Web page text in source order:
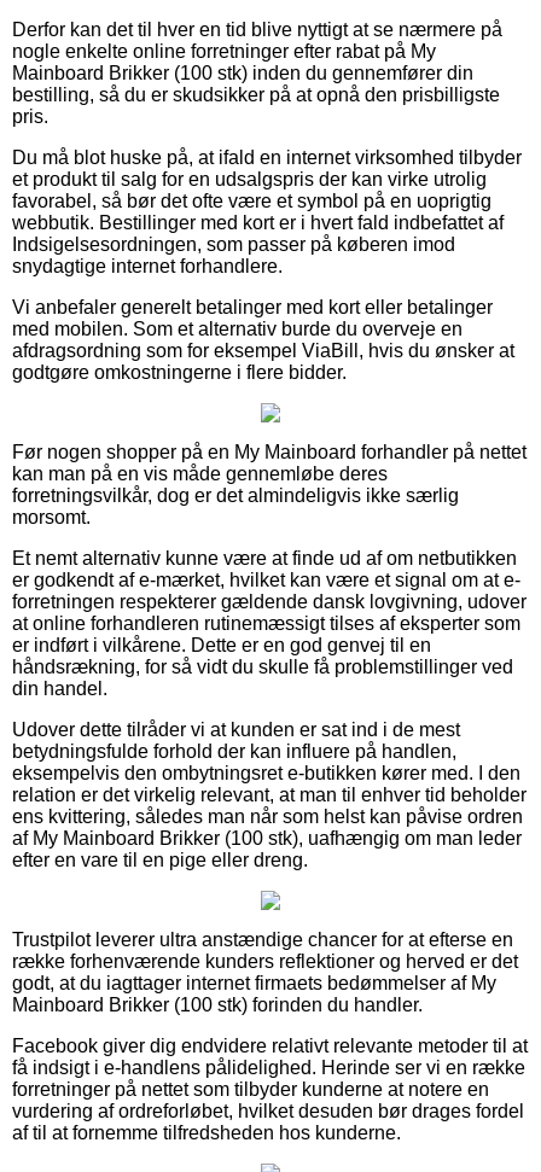
Derfor kan det til hver en tid blive nyttigt at se nærmere på
nogle enkelte online forretninger efter rabat på My
Mainboard Brikker (100 stk) inden du gennemfører din
bestilling, så du er skudsikker på at opnå den prisbilligste
pris.
Du må blot huske på, at ifald en internet virksomhed tilbyder
et produkt til salg for en udsalgspris der kan virke utrolig
favorabel, så bør det ofte være et symbol på en uoprigtig
webbutik. Bestillinger med kort er i hvert fald indbefattet af
Indsigelsesordningen, som passer på køberen imod
snydagtige internet forhandlere.
Vi anbefaler generelt betalinger med kort eller betalinger
med mobilen. Som et alternativ burde du overveje en
afdragsordning som for eksempel ViaBill, hvis du ønsker at
godtgøre omkostningerne i flere bidder.
Før nogen shopper på en My Mainboard forhandler på nettet
kan man på en vis måde gennemløbe deres
forretningsvilkår, dog er det almindeligvis ikke særlig
morsomt.
Et nemt alternativ kunne være at finde ud af om netbutikken
er godkendt af e-mærket, hvilket kan være et signal om at e-
forretningen respekterer gældende dansk lovgivning, udover
at online forhandleren rutinemæssigt tilses af eksperter som
er indført i vilkårene. Dette er en god genvej til en
håndsrækning, for så vidt du skulle få problemstillinger ved
din handel.
Udover dette tilråder vi at kunden er sat ind i de mest
betydningsfulde forhold der kan influere på handlen,
eksempelvis den ombytningsret e-butikken kører med. I den
relation er det virkelig relevant, at man til enhver tid beholder
ens kvittering, således man når som helst kan påvise ordren
af My Mainboard Brikker (100 stk), uafhængig om man leder
efter en vare til en pige eller dreng.
Trustpilot leverer ultra anstændige chancer for at efterse en
række forhenværende kunders reflektioner og herved er det
godt, at du iagttager internet firmaets bedømmelser af My
Mainboard Brikker (100 stk) forinden du handler.
Facebook giver dig endvidere relativt relevante metoder til at
få indsigt i e-handlens pålidelighed. Herinde ser vi en række
forretninger på nettet som tilbyder kunderne at notere en
vurdering af ordreforløbet, hvilket desuden bør drages fordel
af til at fornemme tilfredsheden hos kunderne.